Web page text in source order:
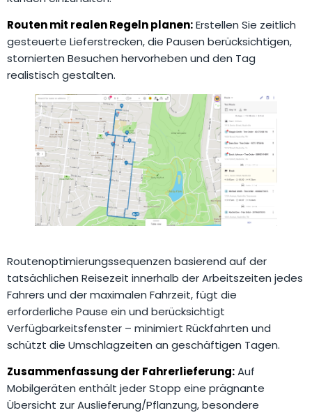
Routen mit realen Regeln planen:Erstellen Sie zeitlich
gesteuerte Lieferstrecken, die Pausen berücksichtigen,
stornierten Besuchen hervorheben und den Tag
realistisch gestalten.
Routenoptimierungssequenzen basierend auf der
tatsächlichen Reisezeit innerhalb der Arbeitszeiten jedes
Fahrers und der maximalen Fahrzeit, fügt die
erforderliche Pause ein und berücksichtigt
Verfügbarkeitsfenster – minimiert Rückfahrten und
schützt die Umschlagzeiten an geschäftigen Tagen.
Zusammenfassung der Fahrerlieferung:Auf
Mobilgeräten enthält jeder Stopp eine prägnante
Übersicht zur Auslieferung/Pflanzung, besondere